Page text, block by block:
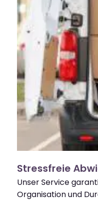
Stressfreie
Unser Service
Organisation und